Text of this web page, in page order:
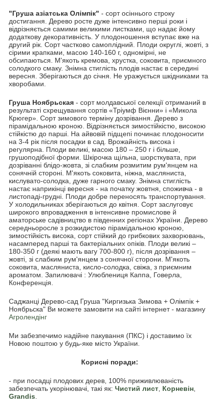
"Груша азіатська Олімпік" - сорт осіннього строку
достигання. Дерево росте дуже інтенсивно перші роки і
відрізняється самими великими листками, що надає йому
додаткову декоративність. У плодоношення вступає вже на
другий рік. Сорт частково самоплідний. Плоди округлі, жовті, з
сірими крапками, масою 140-160 г, одномірні, не
обсипаються. М'якоть кремова, хрустка, соковита, приємного
солодкого смаку. Знімна стиглість плодів настає в середині
вересня. Зберігаються до січня. Не уражується шкідниками та
хворобами.
Груша Ноябрьская - сорт молдавської селекції отриманий в
результаті схрещування сортів «Тріумф Вієнни» і «Микола
Крюгер». Сорт зимового терміну дозрівання. Дерево з
пірамідальною кроною. Відрізняється зимостійкістю, високою
стійкістю до парші. На айвовій підщепі починає плодоносити
на 3-4 рік після посадки в сад. Врожайність висока і
регулярна. Плоди великі, масою 180 – 250 г і більше,
грушоподібної форми. Шкірочка щільна, шорсткувата, при
дозріванні блідо-жовта, зі слабким розмитим рум'янцем на
сонячній стороні. М'якоть соковита, ніжна, масляниста,
кислувато-солодка, дуже гарного смаку. Знімна стиглість
настає наприкінці вересня - на початку жовтня, споживча - в
листопаді-грудні. Плоди добре переносять транспортування.
У холодильниках зберігаються до квітня. Сорт заслуговує
широкого впровадження в інтенсивне промислове й
аматорське садівництво в південних регіонах України. Дерево
середньоросле з розкидистою пірамідальною кроною,
зимостійкість висока, сорт стійкий до грибкових захворювань,
насамперед парші та бактеріальних опіків. Плоди великі –
180-350 г (деякі мають вагу 700-800 г), після дозрівання –
жовті, зі слабким рум'янцем з сонячної сторони. М'якоть
соковита, масляниста, кисло-солодка, свіжа, з приємним
ароматом. Запилювачі : Улюблениця Каппа, Говерла,
Конференція.
Саджанці Дерево-сад Груша "Киргизька Зимова + Олімпік +
Ноябрьска" Ви можете замовити на сайті інтернет - магазину
Агролендінг
Ми забезпечимо надійне пакування (ПКС) і доставимо їх
Новою поштою у будь-яке місто України.
Корисні поради:
- при посадці плодових дерев, 100% приживлюваність
забезпечать укорінювачі, такі як: Чистий лист Корневін
Grandis